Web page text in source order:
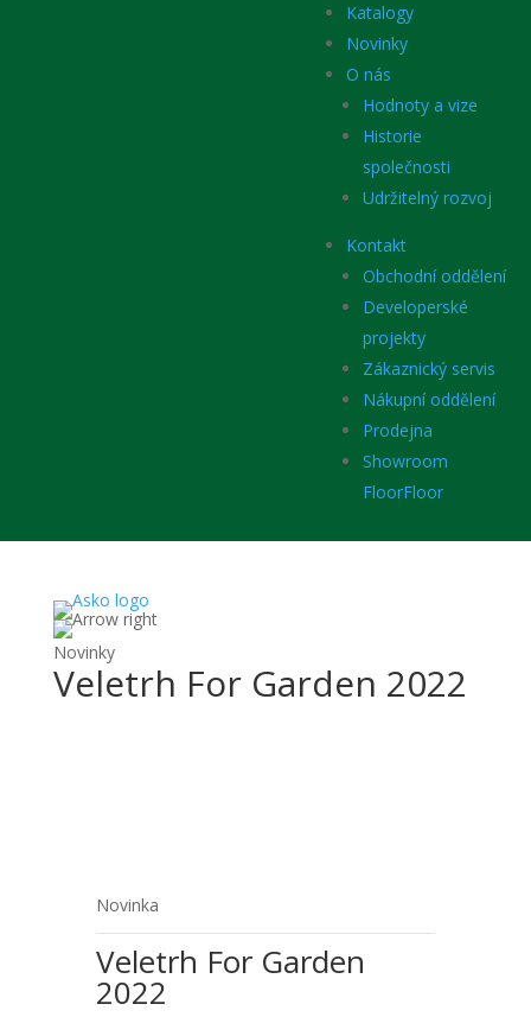
Katalogy
Novinky
O nás
Hodnoty a vize
Historie
společnosti
Udržitelný rozvoj
Kontakt
Obchodní oddělení
Developerské
projekty
Zákaznický servis
Nákupní oddělení
Prodejna
Showroom
FloorFloor
Novinky
Veletrh For Garden 2022
Novinka
Veletrh For Garden
2022